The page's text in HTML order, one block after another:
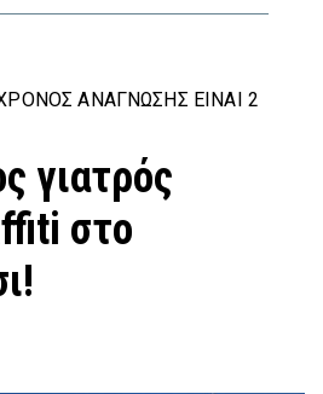
ΑΝΆΓΝΩΣΗΣ ΕΊΝΑΙ 2
γιατρός
στο